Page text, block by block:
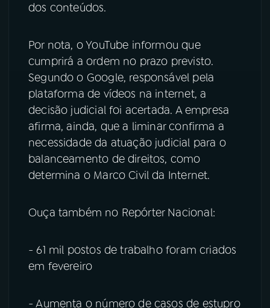
dos conteúdos.
Por nota, o YouTube informou que
cumprirá a ordem no prazo previsto.
Segundo o Google, responsável pela
plataforma de vídeos na internet, a
decisão judicial foi acertada. A empresa
afirma, ainda, que a liminar confirma a
necessidade da atuação judicial para o
balanceamento de direitos, como
determina o Marco Civil da Internet.
Ouça também no Repórter Nacional:
- 61 mil postos de trabalho foram criados
em fevereiro
- Aumenta o número de casos de estupro